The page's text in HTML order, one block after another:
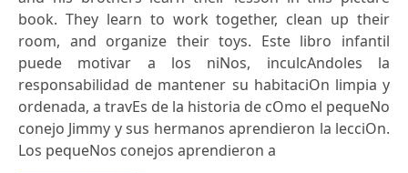
book. They learn to work together, clean up their
room, and organize their toys. Este libro infantil
puede motivar a los niNos, inculcAndoles la
responsabilidad de mantener su habitaciOn limpia y
ordenada, a travEs de la historia de cOmo el pequeNo
conejo Jimmy y sus hermanos aprendieron la lecciOn.
Los pequeNos conejos aprendieron a